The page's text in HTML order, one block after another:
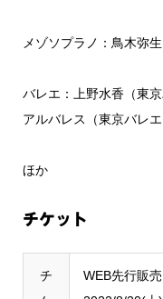
メゾソプラノ：鳥木弥生
バレエ：上野水香（東
アルバレス（東京バレエ
ほか
チケット
チ
WEB先行販